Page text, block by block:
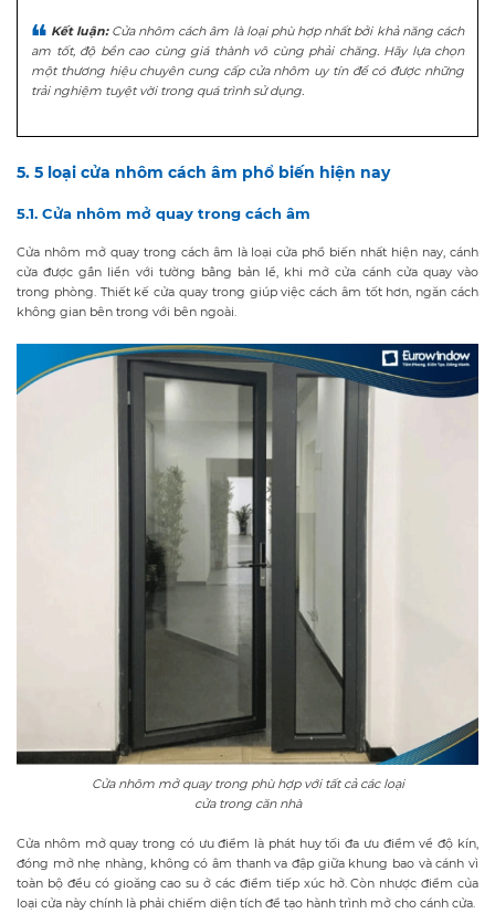
Kết luận:Cửa nhôm cách âm là loại phù hợp nhất bởi khả năng cách
âm tốt, độ bền cao cùng giá thành vô cùng phải chăng. Hãy lựa chọn
một thương hiệu chuyên cung cấp cửa nhôm uy tín để có được những
trải nghiệm tuyệt vời trong quá trình sử dụng.
5. 5 loại cửa nhôm cách âm phổ biến hiện nay
5.1. Cửa nhôm mở quay trong cách âm
Cửa nhôm mở quay trong cách âm là loại cửa phổ biến nhất hiện nay, cánh
cửa được gắn liền với tường bằng bản lề, khi mở cửa cánh cửa quay vào
trong phòng. Thiết kế cửa quay trong giúp việc cách âm tốt hơn, ngăn cách
không gian bên trong với bên ngoài.
Cửa nhôm mở quay trong phù hợp với tất cả các loại
cửa trong căn nhà
Cửa nhôm mở quay trong có ưu điểm là phát huy tối đa ưu điểm về độ kín,
đóng mở nhẹ nhàng, không có âm thanh va đập giữa khung bao và cánh vì
toàn bộ đều có gioăng cao su ở các điểm tiếp xúc hở. Còn nhược điểm của
loại cửa này chính là phải chiếm diện tích để tạo hành trình mở cho cánh cửa.